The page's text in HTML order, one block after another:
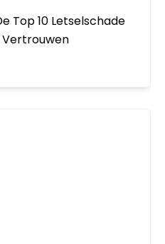
Top 10 Letselschade
Vertrouwen